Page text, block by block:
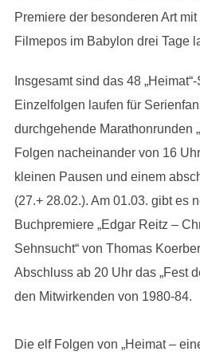
Premiere der besonderen Art
Filmepos im Babylon drei Tage
Insgesamt sind das 48
Einzelfolgen laufen für
durchgehende Marathonrunden
Folgen nacheinander von 16
kleinen Pausen und einem
(27.+ 28.02.). Am 01.03. gibt es
Buchpremiere „Edgar Reitz –
Sehnsucht“ von Thomas
Abschluss ab 20 Uhr das „Fest
den Mitwirkenden von 1980-84.
Die elf Folgen von „Heimat –